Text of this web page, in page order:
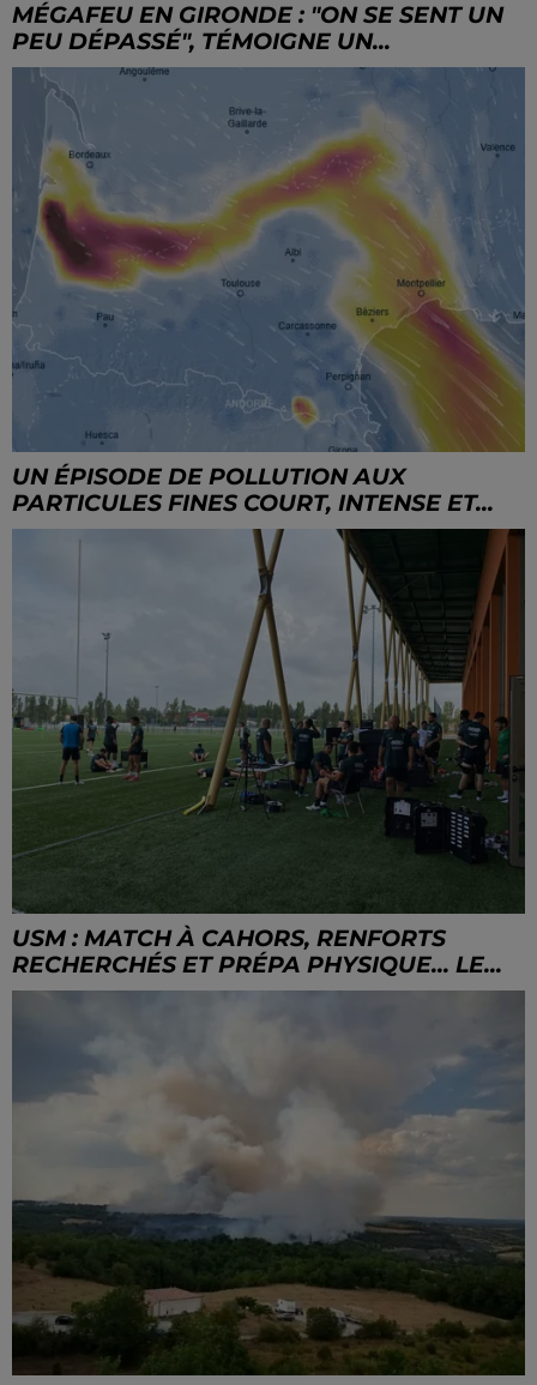
MÉGAFEU EN GIRONDE : "ON SE SENT UN
PEU DÉPASSÉ", TÉMOIGNE UN...
UN ÉPISODE DE POLLUTION AUX
PARTICULES FINES COURT, INTENSE ET...
USM : MATCH À CAHORS, RENFORTS
RECHERCHÉS ET PRÉPA PHYSIQUE... LE...